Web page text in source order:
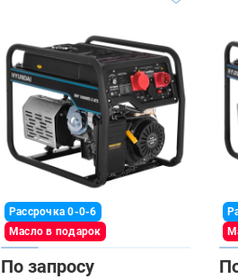
Рассрочка 0-0-6
Масло в подарок
По запросу